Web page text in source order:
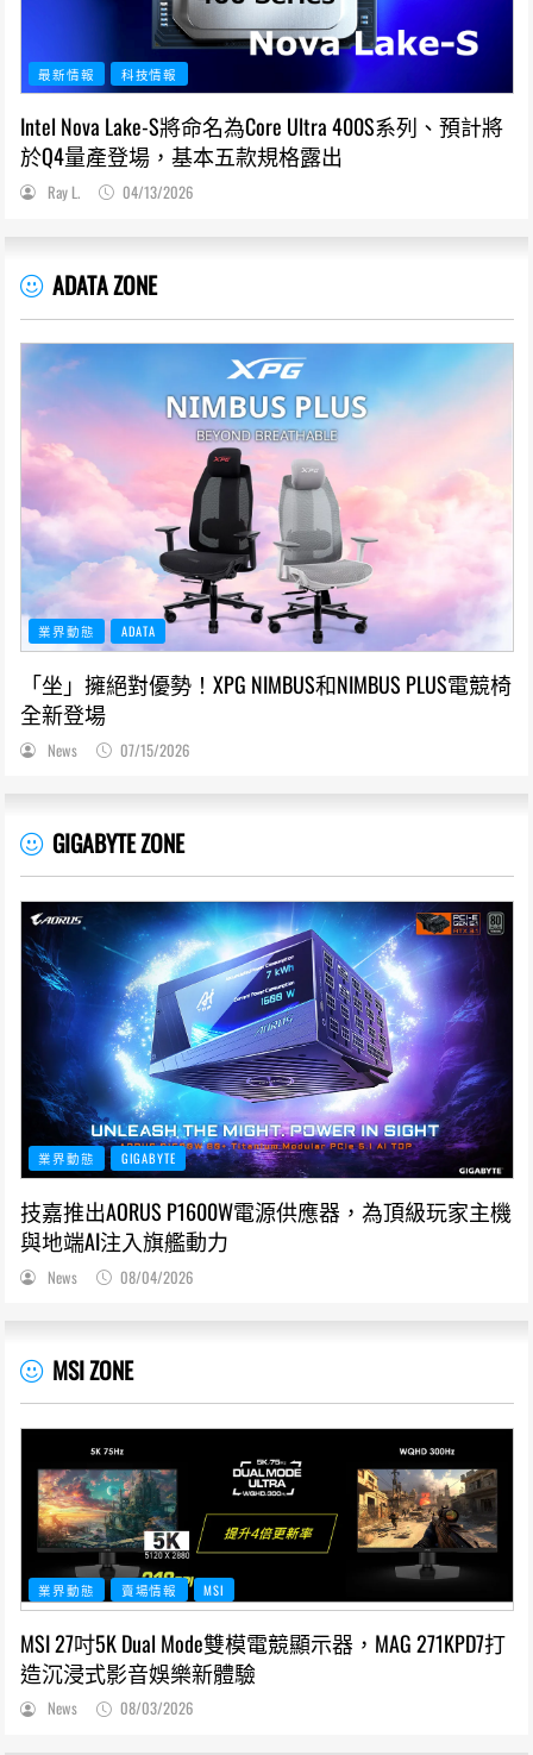
最新情報 科技情報
Intel Nova Lake-S將命名為Core Ultra 400S系列、預計將
於Q4量產登場，基本五款規格露出
Ray L. 04/13/2026
ADATA ZONE
業界動態 ADATA
「坐」擁絕對優勢！XPG NIMBUS和NIMBUS PLUS電競椅
全新登場
News 07/15/2026
GIGABYTE ZONE
業界動態 GIGABYTE
技嘉推出AORUS P1600W電源供應器，為頂級玩家主機
與地端AI注入旗艦動力
News 08/04/2026
MSI ZONE
業界動態 賣場情報 MSI
MSI 27吋5K Dual Mode雙模電競顯示器，MAG 271KPD7打
造沉浸式影音娛樂新體驗
News 08/03/2026